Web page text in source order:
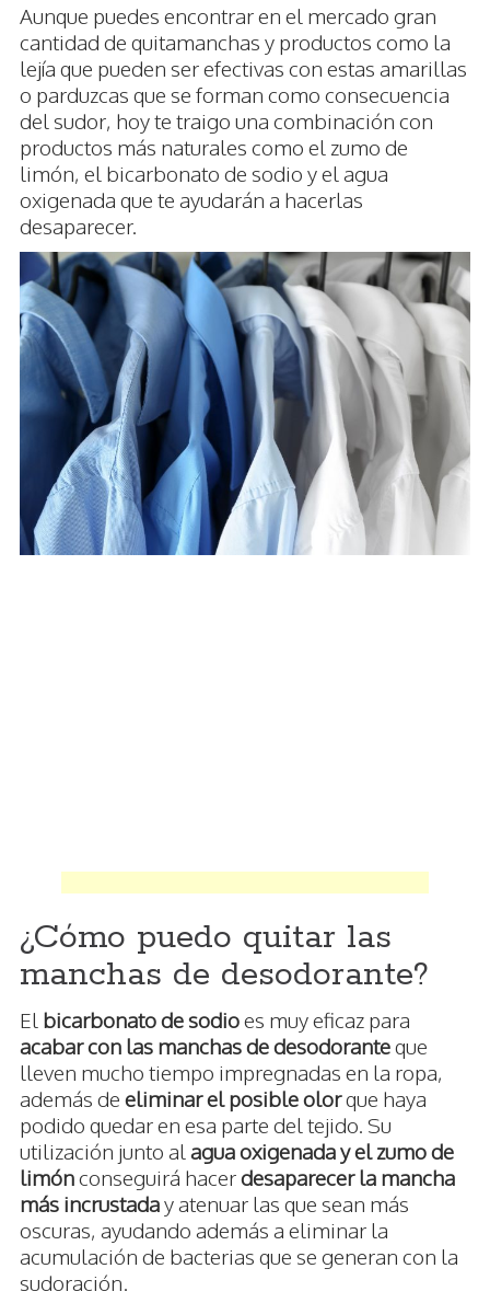
Aunque puedes encontrar en el mercado gran
cantidad de quitamanchas y productos como la
lejía que pueden ser efectivas con estas amarillas
o parduzcas que se forman como consecuencia
del sudor, hoy te traigo una combinación con
productos más naturales como el zumo de
limón, el bicarbonato de sodio y el agua
oxigenada que te ayudarán a hacerlas
desaparecer.
¿Cómo puedo quitar las
manchas de desodorante?
El bicarbonato de sodioes muy eficaz para
acabar con las manchas de desodoranteque
lleven mucho tiempo impregnadas en la ropa,
además de eliminar el posible olorque haya
podido quedar en esa parte del tejido. Su
utilización junto al agua oxigenada y el zumo de
limónconseguirá hacerdesaparecer la mancha
más incrustaday atenuar las que sean más
oscuras, ayudando además a eliminar la
acumulación de bacterias que se generan con la
sudoración.